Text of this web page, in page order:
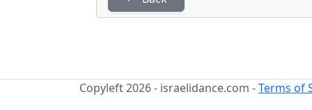
Copyleft 2026 - israelidance.com -Terms of